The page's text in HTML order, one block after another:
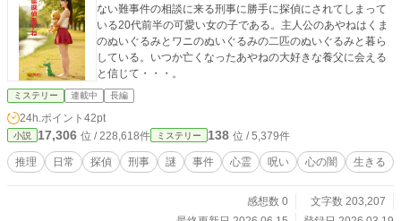
ない難事件の相談に来る刑事に勝手に探偵にされてしまって
いる20代前半の可愛い女の子である。主人公のあやねはくま
のぬいぐるみとワニのぬいぐるみの二匹のぬいぐるみと暮ら
している。いつか亡くなったあやねの大好きな養父に会える
と信じて・・・。
ミステリー 連載中 長編
24h.ポイント 42pt
小説 17,306 位 / 228,618件 ミステリー 138 位 / 5,379件
推理 日常 探偵 刑事 謎 事件 心霊 呪い 心の闇 生きる
感想数 0
文字数 203,207